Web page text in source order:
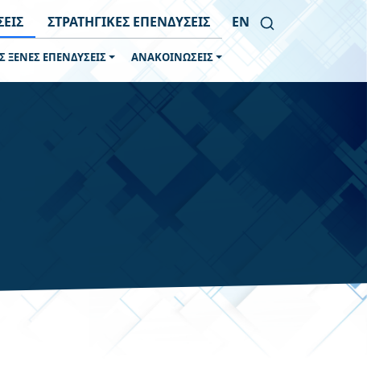
ΣΤΡΑΤΗΓΙΚΕΣ ΕΠΕΝΔΥΣΕΙΣ EN
ΞΕΝΕΣ ΕΠΕΝΔΥΣΕΙΣ ΑΝΑΚΟΙΝΩΣΕΙΣ